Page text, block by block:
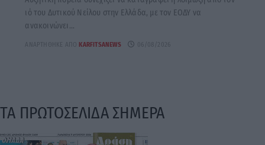
ιό του Δυτικού Νείλου στην Ελλάδα, με τον ΕΟΔΥ να
ανακοινώνει...
KARFITSANEWS 06/08/2026
ΤΑ ΠΡΩΤΟΣΕΛΙΔΑ ΣΗΜΕΡΑ